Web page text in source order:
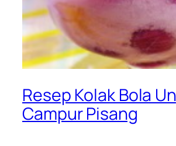
Resep Kolak Bola
Campur Pisang